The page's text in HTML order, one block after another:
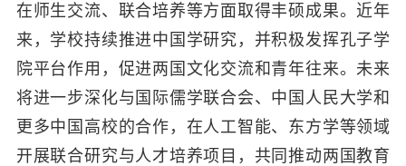
在师生交流、联合培养等方面取得丰硕成果。近年
来，学校持续推进中国学研究，并积极发挥孔子学
院平台作用，促进两国文化交流和青年往来。未来
将进一步深化与国际儒学联合会、中国人民大学和
更多中国高校的合作，在人工智能、东方学等领域
开展联合研究与人才培养项目，共同推动两国教育